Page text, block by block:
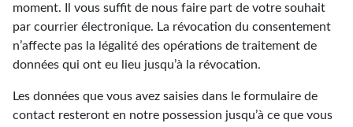
moment. Il vous suffit de nous faire part de votre souhait
par courrier électronique. La révocation du consentement
n’affecte pas la légalité des opérations de traitement de
données qui ont eu lieu jusqu’à la révocation.
Les données que vous avez saisies dans le formulaire de
contact resteront en notre possession jusqu’à ce que vous